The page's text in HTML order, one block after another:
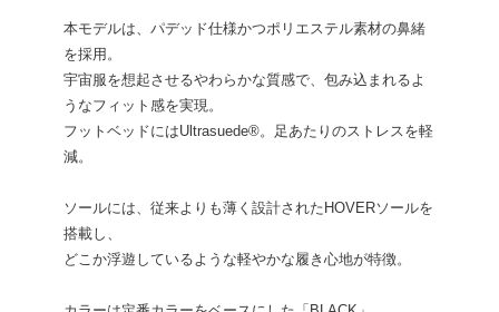
本モデルは、パデッド仕様かつポリエステル素材の鼻緒
を採用。
宇宙服を想起させるやわらかな質感で、包み込まれるよ
うなフィット感を実現。
フットベッドにはUltrasuede®︎。足あたりのストレスを軽
減。
ソールには、従来よりも薄く設計されたHOVERソールを
搭載し、
どこか浮遊しているような軽やかな履き心地が特徴。